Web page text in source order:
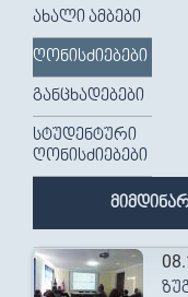
ᲐᲮᲐᲚᲘ ᲐᲛᲑᲔᲑᲘ
ᲦᲝᲜᲘᲡᲫᲘᲔᲑᲔᲑᲘ
ᲒᲐᲜᲪᲮᲐᲓᲔᲑᲔᲑᲘ
ᲡᲢᲣᲓᲔᲜᲢᲣᲠᲘ
ᲦᲝᲜᲘᲡᲫᲘᲔᲑᲔᲑᲘ